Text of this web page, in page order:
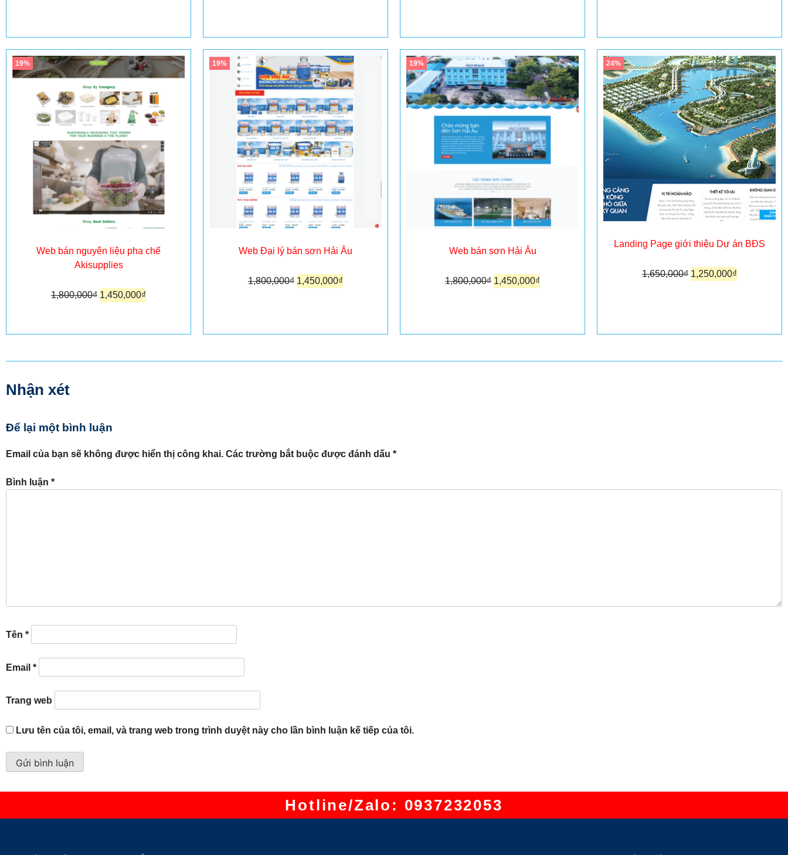
19%
Web bán nguyên liệu pha chế
Akisupplies
1,800,000₫ 1,450,000₫
19%
Web Đại lý bán sơn Hải Âu
1,800,000₫ 1,450,000₫
19%
Web bán sơn Hải Âu
1,800,000₫ 1,450,000₫
24%
Landing Page giới thiệu Dự án BĐS
1,650,000₫ 1,250,000₫
Nhận xét
Để lại một bình luận
Email của bạn sẽ không được hiển thị công khai. Các trường bắt buộc được đánh dấu *
Bình luận *
Tên *
Email *
Trang web
Lưu tên của tôi, email, và trang web trong trình duyệt này cho lần bình luận kế tiếp của tôi.
Hotline/Zalo: 0937232053